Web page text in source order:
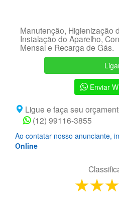
Manutenção, Higienização
Instalação do Aparelho,
Mensal e Recarga de Gás.
Enviar
Ligue e faça seu
(12) 99116-3855
Ao contatar nosso anunciante,
Online
1